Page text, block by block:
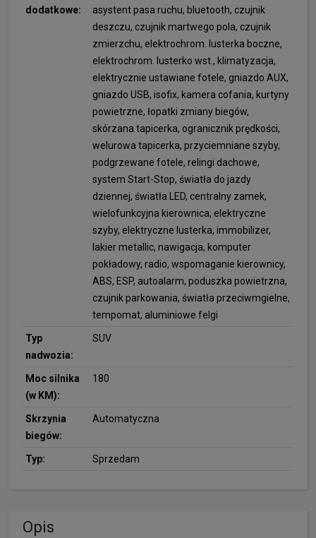
dodatkowe:
asystent pasa ruchu, bluetooth, czujnik
deszczu, czujnik martwego pola, czujnik
zmierzchu, elektrochrom. lusterka boczne,
elektrochrom. lusterko wst., klimatyzacja,
elektrycznie ustawiane fotele, gniazdo AUX,
gniazdo USB, isofix, kamera cofania, kurtyny
powietrzne, łopatki zmiany biegów,
skórzana tapicerka, ogranicznik prędkości,
welurowa tapicerka, przyciemniane szyby,
podgrzewane fotele, relingi dachowe,
system Start-Stop, światła do jazdy
dziennej, światła LED, centralny zamek,
wielofunkcyjna kierownica, elektryczne
szyby, elektryczne lusterka, immobilizer,
lakier metallic, nawigacja, komputer
pokładowy, radio, wspomaganie kierownicy,
ABS, ESP, autoalarm, poduszka powietrzna,
czujnik parkowania, światła przeciwmgielne,
tempomat, aluminiowe felgi
Typ
nadwozia:
SUV
Moc silnika
(w KM):
180
Skrzynia
biegów:
Automatyczna
Typ: Sprzedam
Opis